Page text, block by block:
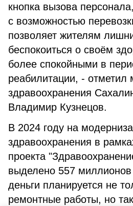
кнопка вызова
с возможностью
позволяет жителям
беспокоиться о своём
более спокойными в
реабилитации, - отметил
здравоохранения
Владимир Кузнецов.
В 2024 году на
здравоохранения в
проекта
выделено 557
деньги планируется не
ремонтные работы, но